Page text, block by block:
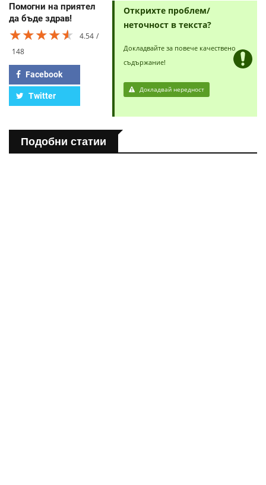
Помогни на приятел
да бъде здрав!
★★★★★
★★★★★
★★★★★
4.54
148
Facebook
Twitter
Открихте проблем/
неточност в текста?
Докладвайте за повече качествено
съдържание!
Докладвай нередност
Подобни статии